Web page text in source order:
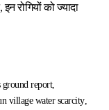
रोगियों को ज्यादा
report
village water scarcity